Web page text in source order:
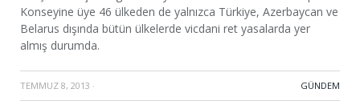
Konseyine üye 46 ülkeden de yalnızca Türkiye, Azerbaycan ve
Belarus dışında bütün ülkelerde vicdani ret yasalarda yer
almış durumda.
TEMMUZ 8, 2013 · GÜNDEM